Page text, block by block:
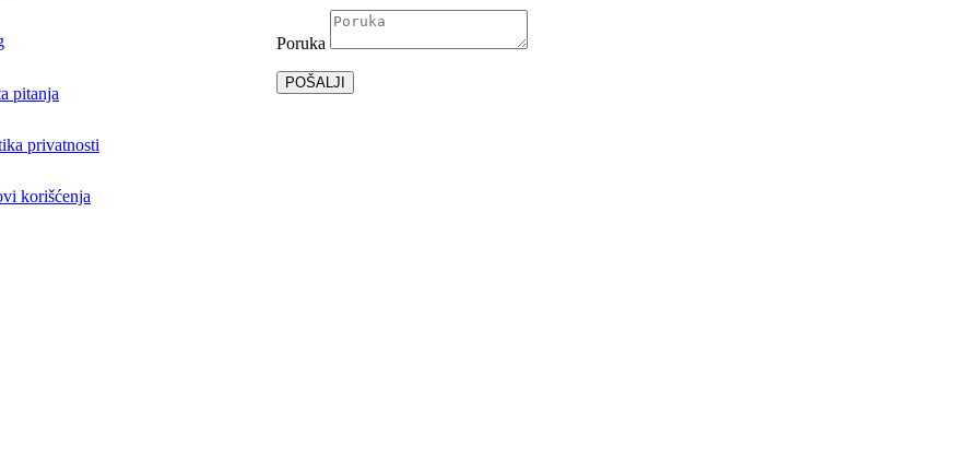
pitanja
privatnosti
korišćenja
Poruka
POŠALJI